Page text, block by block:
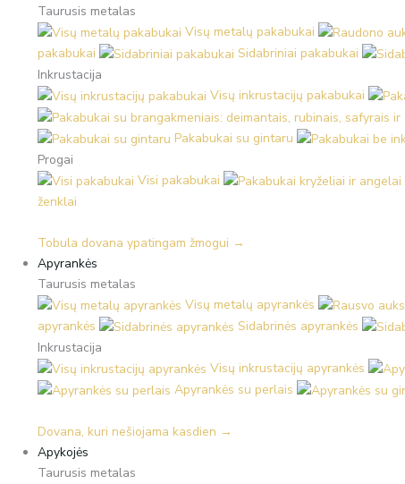
Taurusis metalas
Visų metalų pakabukai
pakabukai
Sidabriniai pakabukai
Inkrustacija
Visų inkrustacijų pakabukai
Pakabukai su gintaru
Progai
Visi pakabukai
ženklai
Tobula dovana ypatingam žmogui →
Apyrankės
Taurusis metalas
Visų metalų apyrankės
apyrankės
Sidabrinės apyrankės
Inkrustacija
Visų inkrustacijų apyrankės
Apyrankės su perlais
Dovana, kuri nešiojama kasdien →
Apykojės
Taurusis metalas